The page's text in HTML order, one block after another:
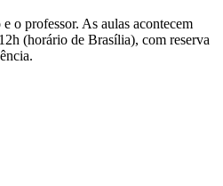
o professor. As aulas acontecem
(horário de Brasília), com reserva